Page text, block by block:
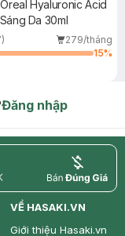
Hyaluronic Acid
Da 30ml
279/tháng
15%
Đăng nhập
price
VỀ HASAKI.VN
Giới thiệu Hasaki.vn